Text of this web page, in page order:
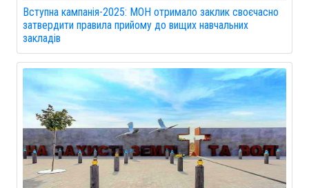
Вступна кампанія-2025: МОН отримало заклик своєчасно
затвердити правила прийому до вищих навчальних
закладів